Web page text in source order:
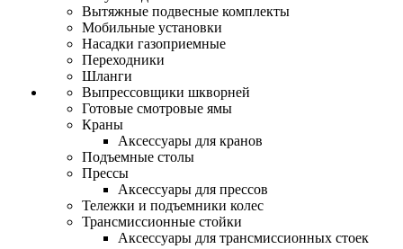
Вытяжные подвесные комплекты
Мобильные установки
Насадки газоприемные
Переходники
Шланги
Выпрессовщики шкворней
Готовые смотровые ямы
Краны
Аксессуары для кранов
Подъемные столы
Прессы
Аксессуары для прессов
Тележки и подъемники колес
Трансмиссионные стойки
Аксессуары для трансмиссионных стоек